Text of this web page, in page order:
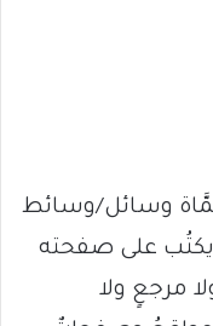
وسائل/وسائط
يكتُب على صفحته
مرجعٍ ولا